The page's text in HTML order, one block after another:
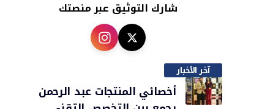
شارك التوثيق عبر منصتك
آخر الأخبار
أخصائي المنتجات عبد الرحمن